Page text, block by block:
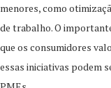
menores, como
de trabalho. O
que os consumidores
essas iniciativas podem